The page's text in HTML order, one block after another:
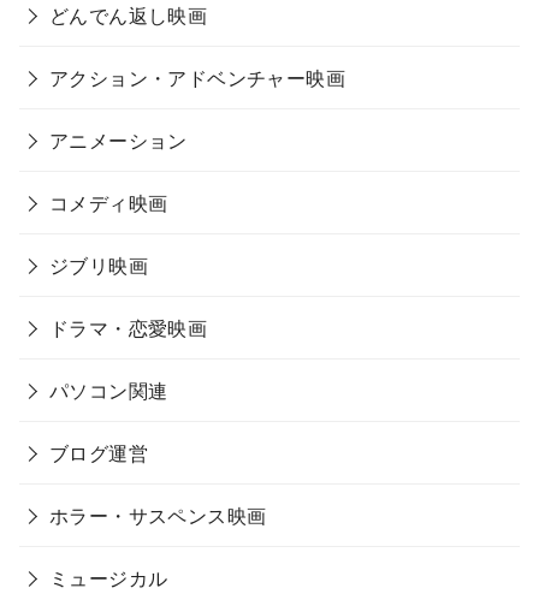
どんでん返し映画
アクション・アドベンチャー映画
アニメーション
コメディ映画
ジブリ映画
ドラマ・恋愛映画
パソコン関連
ブログ運営
ホラー・サスペンス映画
ミュージカル